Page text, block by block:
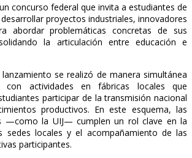
concurso federal que invita a estudiantes de
proyectos industriales, innovadores
abordar problemáticas concretas de sus
la articulación entre educación e
se realizó de manera simultánea
con actividades en fábricas locales que
participar de la transmisión nacional
productivos. En este esquema, las
—como la UIJ— cumplen un rol clave en la
sedes locales y el acompañamiento de las
participantes.